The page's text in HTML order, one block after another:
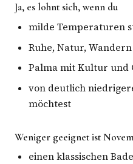
Ja, es lohnt sich, wenn du
milde Temperaturen
Ruhe, Natur,
Palma mit Kultur und
von deutlich
möchtest
Weniger geeignet ist
einen klassischen